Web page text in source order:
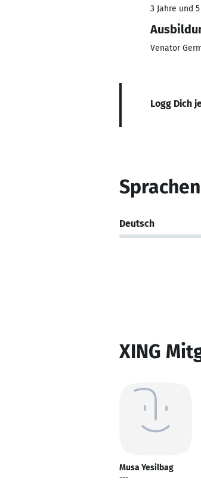
3 Jahre und
Venator
Logg Dich
Sprachen
Deutsch
XING
Musa Yesilbag
---